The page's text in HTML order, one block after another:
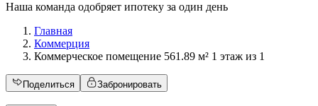
Наша команда одобряет ипотеку за один день
Главная
Коммерция
Коммерческое помещение 561.89 м² 1 этаж из 1
Поделиться Забронировать